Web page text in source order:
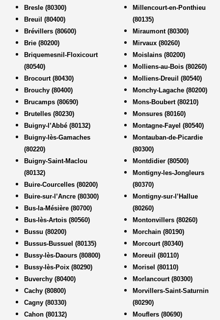
Bresle (80300)
Breuil (80400)
Brévillers (80600)
Brie (80200)
Briquemesnil-Floxicourt
(80540)
Brocourt (80430)
Brouchy (80400)
Brucamps (80690)
Brutelles (80230)
Buigny-l’Abbé (80132)
Buigny-lès-Gamaches
(80220)
Buigny-Saint-Maclou
(80132)
Buire-Courcelles (80200)
Buire-sur-l’Ancre (80300)
Bus-la-Mésière (80700)
Bus-lès-Artois (80560)
Bussu (80200)
Bussus-Bussuel (80135)
Bussy-lès-Daours (80800)
Bussy-lès-Poix (80290)
Buverchy (80400)
Cachy (80800)
Cagny (80330)
Cahon (80132)
Millencourt-en-Ponthieu
(80135)
Miraumont (80300)
Mirvaux (80260)
Moislains (80200)
Molliens-au-Bois (80260)
Molliens-Dreuil (80540)
Monchy-Lagache (80200)
Mons-Boubert (80210)
Monsures (80160)
Montagne-Fayel (80540)
Montauban-de-Picardie
(80300)
Montdidier (80500)
Montigny-les-Jongleurs
(80370)
Montigny-sur-l’Hallue
(80260)
Montonvillers (80260)
Morchain (80190)
Morcourt (80340)
Moreuil (80110)
Morisel (80110)
Morlancourt (80300)
Morvillers-Saint-Saturnin
(80290)
Mouflers (80690)